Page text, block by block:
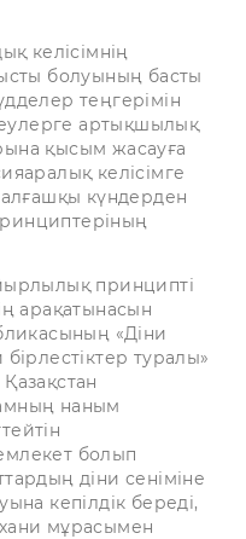
келісімнің
болуының басты
теңгерімін
артықшылық
қысым жасауға
келісімге
күндерден
принципті
арақатынасын
«Діни
туралы»
наным
болып
діни сеніміне
кепiлдiк бередi,
мұрасымен